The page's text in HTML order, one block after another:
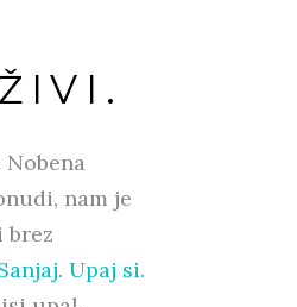
nam je
brez
Upaj si.